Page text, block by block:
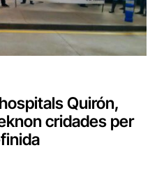
Quirón,
cridades per